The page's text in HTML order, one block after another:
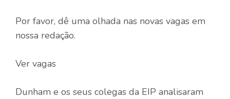
Por favor, dê uma olhada nas novas vagas em
nossa redação.
Ver vagas
Dunham e os seus colegas da EIP analisaram